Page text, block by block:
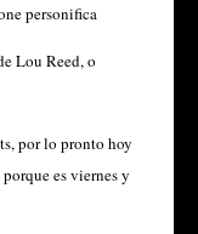
personifica
Lou Reed, o
por lo pronto hoy
porque es viernes y